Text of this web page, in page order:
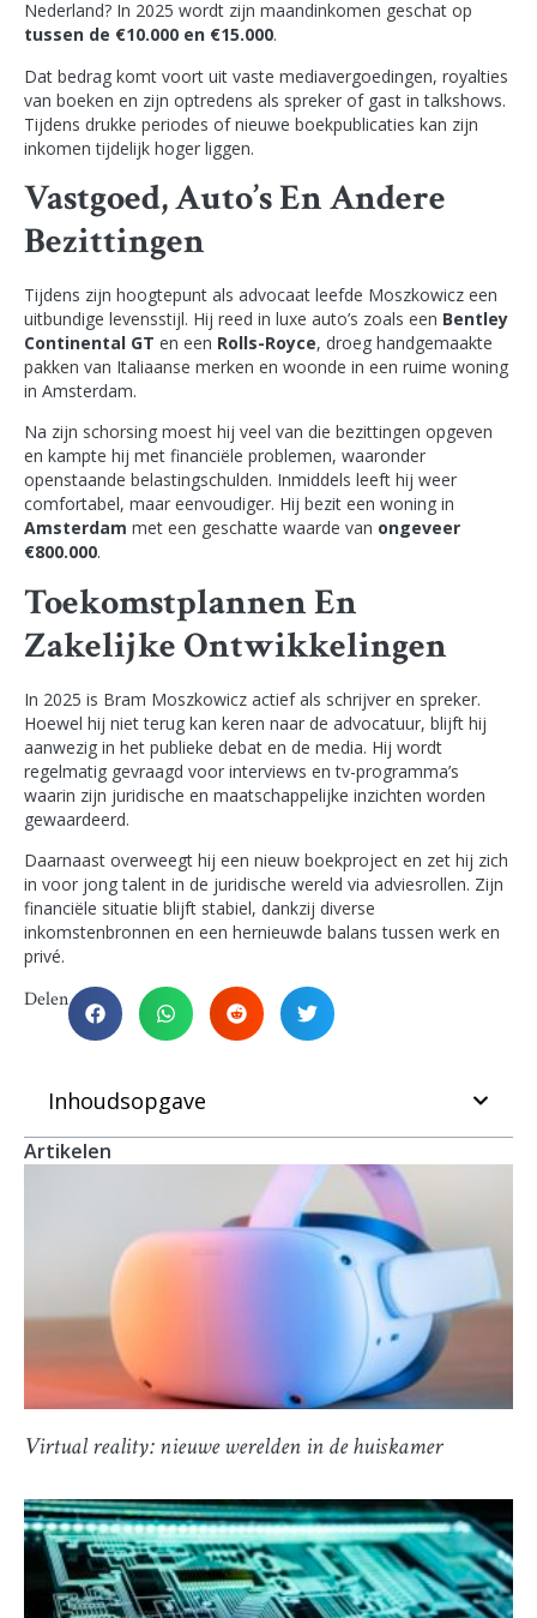
Nederland? In 2025 wordt zijn maandinkomen geschat op
tussen de €10.000 en €15.000.
Dat bedrag komt voort uit vaste mediavergoedingen, royalties
van boeken en zijn optredens als spreker of gast in talkshows.
Tijdens drukke periodes of nieuwe boekpublicaties kan zijn
inkomen tijdelijk hoger liggen.
Vastgoed, Auto’s En Andere
Bezittingen
Tijdens zijn hoogtepunt als advocaat leefde Moszkowicz een
uitbundige levensstijl. Hij reed in luxe auto’s zoals een Bentley
Continental GT en een Rolls-Royce, droeg handgemaakte
pakken van Italiaanse merken en woonde in een ruime woning
in Amsterdam.
Na zijn schorsing moest hij veel van die bezittingen opgeven
en kampte hij met financiële problemen, waaronder
openstaande belastingschulden. Inmiddels leeft hij weer
comfortabel, maar eenvoudiger. Hij bezit een woning in
Amsterdam met een geschatte waarde van ongeveer
€800.000.
Toekomstplannen En
Zakelijke Ontwikkelingen
In 2025 is Bram Moszkowicz actief als schrijver en spreker.
Hoewel hij niet terug kan keren naar de advocatuur, blijft hij
aanwezig in het publieke debat en de media. Hij wordt
regelmatig gevraagd voor interviews en tv-programma’s
waarin zijn juridische en maatschappelijke inzichten worden
gewaardeerd.
Daarnaast overweegt hij een nieuw boekproject en zet hij zich
in voor jong talent in de juridische wereld via adviesrollen. Zijn
financiële situatie blijft stabiel, dankzij diverse
inkomstenbronnen en een hernieuwde balans tussen werk en
privé.
Delen
Inhoudsopgave
Artikelen
Virtual reality: nieuwe werelden in de huiskamer